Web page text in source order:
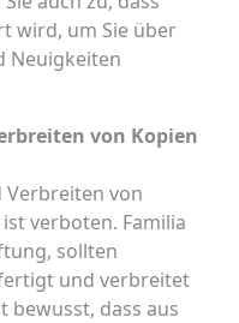
wird, um Sie über
Neuigkeiten
von Kopien
Verbreiten von
verboten. Familia
sollten
und verbreitet
bewusst, dass aus